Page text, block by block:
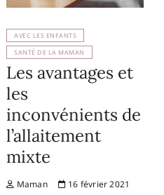
AVEC LES ENFANTS
SANTÉ DE LA MAMAN
Les avantages et
les
inconvénients de
l’allaitement
mixte
Maman 16 février 2021